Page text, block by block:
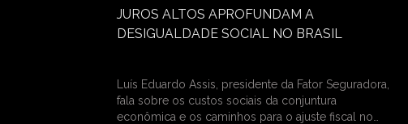
JUROS ALTOS APROFUNDAM A
DESIGUALDADE SOCIAL NO BRASIL
Luís Eduardo Assis, presidente da Fator Seguradora,
fala sobre os custos sociais da conjuntura
econômica e os caminhos para o ajuste fiscal no